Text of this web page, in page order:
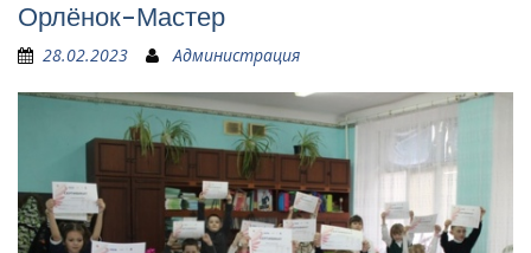
Орлёнок-Мастер
28.02.2023 Администрация